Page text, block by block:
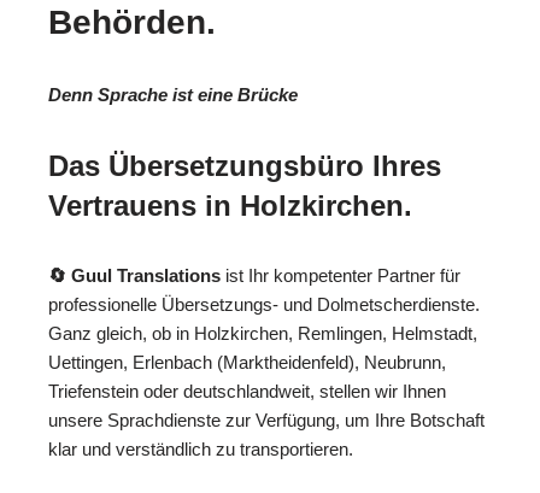
Behörden.
Denn Sprache ist eine Brücke
Das Übersetzungsbüro Ihres
Vertrauens in Holzkirchen.
🔄 Guul Translations ist Ihr kompetenter Partner für
professionelle Übersetzungs- und Dolmetscherdienste.
Ganz gleich, ob in Holzkirchen, Remlingen, Helmstadt,
Uettingen, Erlenbach (Marktheidenfeld), Neubrunn,
Triefenstein oder deutschlandweit, stellen wir Ihnen
unsere Sprachdienste zur Verfügung, um Ihre Botschaft
klar und verständlich zu transportieren.